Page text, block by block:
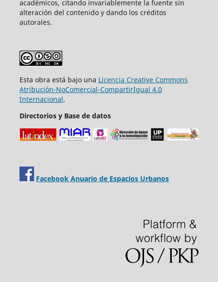
académicos, citando invariablemente la fuente sin
alteración del contenido y dando los créditos
autorales.
Esta obra está bajo una Licencia Creative Commons
Atribución-NoComercial-CompartirIgual 4.0
Internacional.
Directorios y Base de datos
Facebook Anuario de Espacios Urbanos